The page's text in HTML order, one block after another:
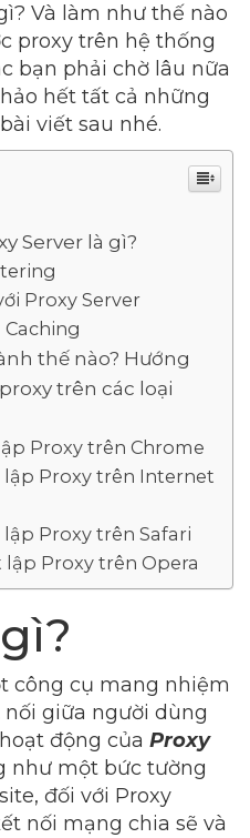
Và làm như thế nào
proxy trên hệ thống
bạn phải chờ lâu nữa
hết tất cả những
viết sau nhé.
Server là gì?
Proxy Server
Caching
thế nào? Hướng
trên các loại
Proxy trên Chrome
lập Proxy trên Internet
Proxy trên Safari
lập Proxy trên Opera
công cụ mang nhiệm
giữa người dùng
động của Proxy
như một bức tường
đối với Proxy
nối mạng chia sẽ và